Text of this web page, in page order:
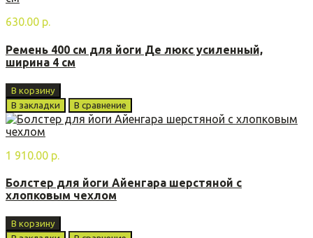
630.00 р.
Ремень 400 см для йоги Де люкс усиленный,
ширина 4 см
В корзину
В закладки
В сравнение
1 910.00 р.
Болстер для йоги Айенгара шерстяной с
хлопковым чехлом
В корзину